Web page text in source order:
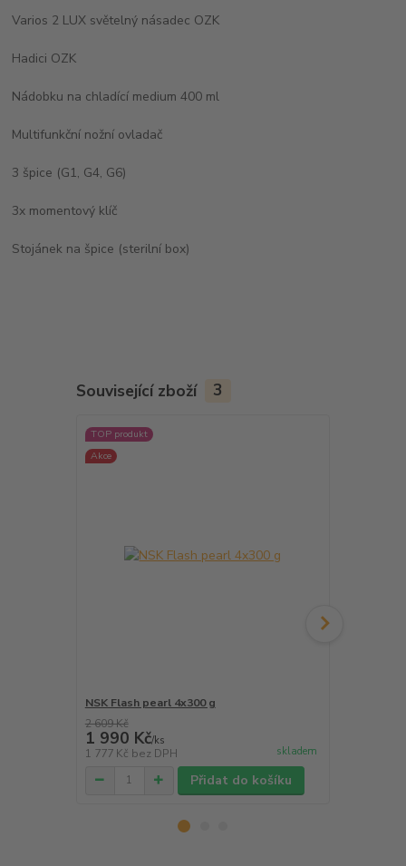
Varios 2 LUX světelný násadec OZK
Hadici OZK
Nádobku na chladící medium 400 ml
Multifunkční nožní ovladač
3 špice (G1, G4, G6)
3x momentový klíč
Stojánek na špice (sterilní box)
Související zboží 3
TOP produkt
Akce
NSK Flash pearl 4x300 g
2 609 Kč
1 990 Kč/ks
1 777 Kč bez DPH skladem
Přidat do košíku